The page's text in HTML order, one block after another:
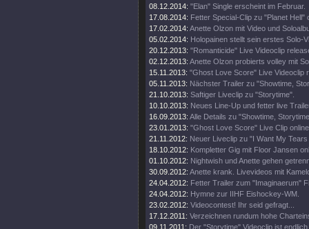
08.12.2014: "Elan" Single erscheint im Februar.
17.08.2014: Fetter Special-Clip zu "Planet Hell"
17.02.2014: Anette Olzon mit Video und
05.02.2014: Holopainen stellt sein erstes Solo-
20.12.2013: "Romanticide" Live Videoclip
02.12.2013: Anette Olzon probierts volley mit
15.11.2013: "Ghost Love Score" Live Videoclip
05.11.2013: Nächster Trailer zu "Showtime,
21.10.2013: Saftiger Liveclip zu "Storytime".
10.10.2013: Neues Line-Up und fetter live
16.09.2013: Alle Details zu "Showtime,
23.01.2013: "Ghost Love Score" Live Clip
21.11.2012: Neuer Liveclip zu "I Want My
18.10.2012: Kompletter Gig mit Floor Jansen
01.10.2012: Nightwish und Anette gehen
30.09.2012: Anette krank. Livevideos mit
24.04.2012: Fetter Trailer zum "Imaginaerum"
24.04.2012: Hymne zur IIHF Eishockey-WM.
23.02.2012: Videocontest! Ihr seid gefragt...
17.12.2011: Verzeichnen rundum hohe
09.11.2011: Der "Storytime" Videoclip ist endlich